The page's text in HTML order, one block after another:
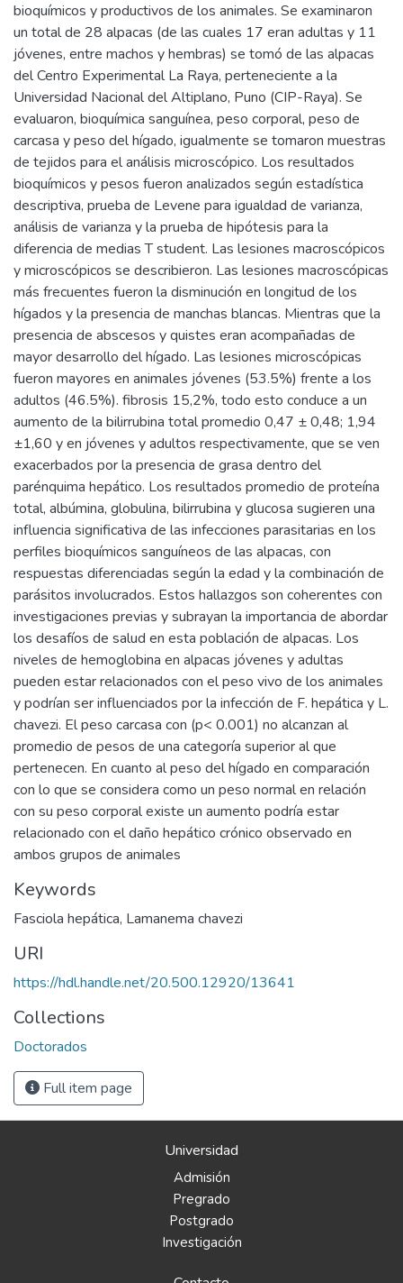
bioquímicos y productivos de los animales. Se examinaron
un total de 28 alpacas (de las cuales 17 eran adultas y 11
jóvenes, entre machos y hembras) se tomó de las alpacas
del Centro Experimental La Raya, perteneciente a la
Universidad Nacional del Altiplano, Puno (CIP-Raya). Se
evaluaron, bioquímica sanguínea, peso corporal, peso de
carcasa y peso del hígado, igualmente se tomaron muestras
de tejidos para el análisis microscópico. Los resultados
bioquímicos y pesos fueron analizados según estadística
descriptiva, prueba de Levene para igualdad de varianza,
análisis de varianza y la prueba de hipótesis para la
diferencia de medias T student. Las lesiones macroscópicos
y microscópicos se describieron. Las lesiones macroscópicas
más frecuentes fueron la disminución en longitud de los
hígados y la presencia de manchas blancas. Mientras que la
presencia de abscesos y quistes eran acompañadas de
mayor desarrollo del hígado. Las lesiones microscópicas
fueron mayores en animales jóvenes (53.5%) frente a los
adultos (46.5%). fibrosis 15,2%, todo esto conduce a un
aumento de la bilirrubina total promedio 0,47 ± 0,48; 1,94
±1,60 y en jóvenes y adultos respectivamente, que se ven
exacerbados por la presencia de grasa dentro del
parénquima hepático. Los resultados promedio de proteína
total, albúmina, globulina, bilirrubina y glucosa sugieren una
influencia significativa de las infecciones parasitarias en los
perfiles bioquímicos sanguíneos de las alpacas, con
respuestas diferenciadas según la edad y la combinación de
parásitos involucrados. Estos hallazgos son coherentes con
investigaciones previas y subrayan la importancia de abordar
los desafíos de salud en esta población de alpacas. Los
niveles de hemoglobina en alpacas jóvenes y adultas
pueden estar relacionados con el peso vivo de los animales
y podrían ser influenciados por la infección de F. hepática y L.
chavezi. El peso carcasa con (p< 0.001) no alcanzan al
promedio de pesos de una categoría superior al que
pertenecen. En cuanto al peso del hígado en comparación
con lo que se considera como un peso normal en relación
con su peso corporal existe un aumento podría estar
relacionado con el daño hepático crónico observado en
ambos grupos de animales
Keywords
Fasciola hepática, Lamanema chavezi
URI
https://hdl.handle.net/20.500.12920/13641
Collections
Doctorados
Full item page
Universidad
Admisión
Pregrado
Postgrado
Investigación